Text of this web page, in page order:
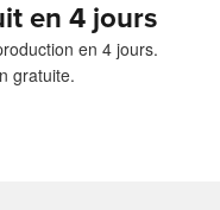
en 4 jours
en 4 jours.
gratuite.